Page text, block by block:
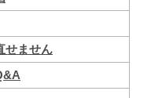
せません